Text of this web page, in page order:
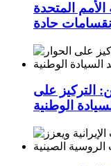
المتحدة
حادة
التركيز على
الوطنية